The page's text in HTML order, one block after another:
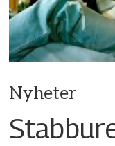
Nyheter